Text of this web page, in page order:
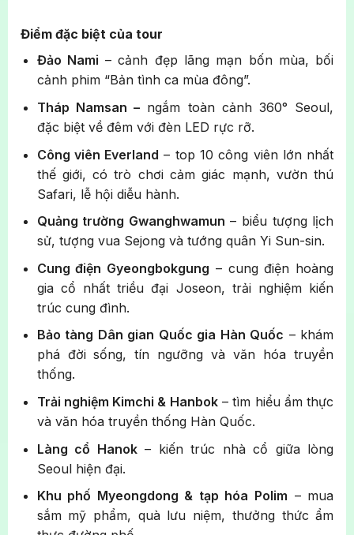
Điểm đặc biệt của tour
Đảo Nami – cảnh đẹp lãng mạn bốn mùa, bối
cảnh phim “Bản tình ca mùa đông”.
Tháp Namsan – ngắm toàn cảnh 360° Seoul,
đặc biệt về đêm với đèn LED rực rỡ.
Công viên Everland – top 10 công viên lớn nhất
thế giới, có trò chơi cảm giác mạnh, vườn thú
Safari, lễ hội diễu hành.
Quảng trường Gwanghwamun – biểu tượng lịch
sử, tượng vua Sejong và tướng quân Yi Sun-sin.
Cung điện Gyeongbokgung – cung điện hoàng
gia cổ nhất triều đại Joseon, trải nghiệm kiến
trúc cung đình.
Bảo tàng Dân gian Quốc gia Hàn Quốc – khám
phá đời sống, tín ngưỡng và văn hóa truyền
thống.
Trải nghiệm Kimchi & Hanbok– tìm hiểu ẩm thực
và văn hóa truyền thống Hàn Quốc.
Làng cổ Hanok– kiến trúc nhà cổ giữa lòng
Seoul hiện đại.
Khu phố Myeongdong & tạp hóa Polim – mua
sắm mỹ phẩm, quà lưu niệm, thưởng thức ẩm